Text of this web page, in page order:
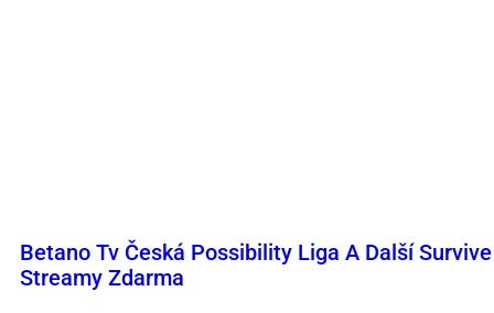
​​betano Tv Česká Possibility Liga A Další Survive
Streamy Zdarma